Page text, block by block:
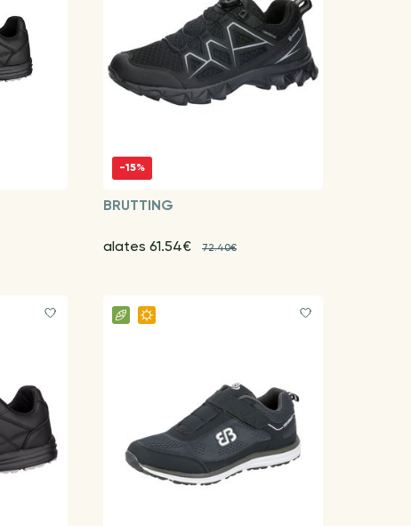
-15%
BRUTTING
alates 61.54€ 72.40€